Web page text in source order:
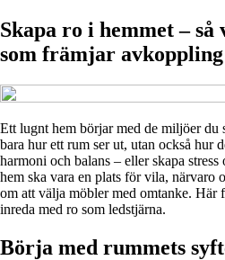
Skapa ro i hemmet –
som främjar avkoppling
Ett lugnt hem börjar med de miljöer du
bara hur ett rum ser ut, utan också hur
harmoni och balans – eller skapa
hem ska vara en plats för vila, närvaro
om att välja möbler med omtanke.
inreda med ro som ledstjärna.
Börja med rummets